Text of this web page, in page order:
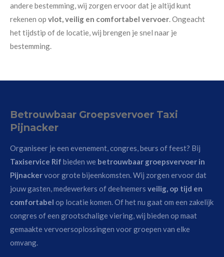
andere bestemming, wij zorgen ervoor dat je altijd kunt
rekenen op vlot, veilig en comfortabel vervoer . Ongeacht
het tijdstip of de locatie, wij brengen je snel naar je
bestemming.
Betrouwbaar Groepsvervoer Taxi
Pijnacker
Organiseer je een evenement, congres, beurs of feest? Bij
Taxiservice Rif bieden we betrouwbaar groepsvervoer in
Pijnackervoor grote bijeenkomsten. Wij zorgen ervoor dat
jouw gasten, medewerkers of deelnemers veilig, op tijd en
comfortabel op locatie komen. Of het nu gaat om een zakelijk
congres of een grootschalige viering, wij bieden op maat
gemaakte vervoersoplossingen voor groepen van elke
omvang.